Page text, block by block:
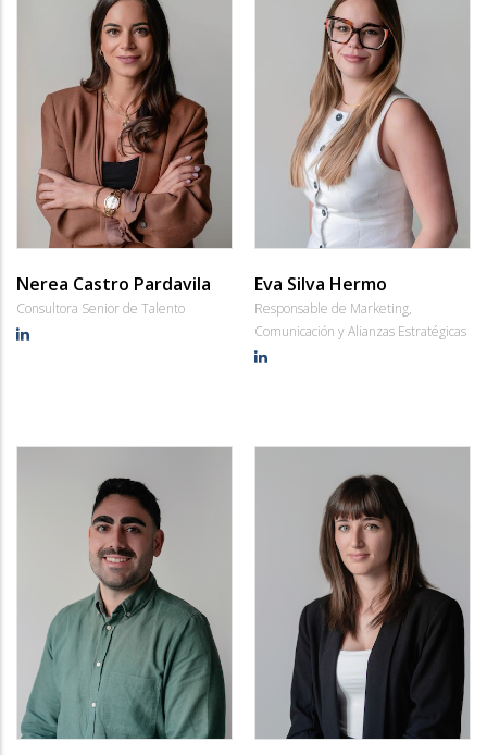
Nerea Castro Pardavila
Consultora Senior de Talento
Eva Silva Hermo
Responsable de Marketing,
Comunicación y Alianzas Estratégicas